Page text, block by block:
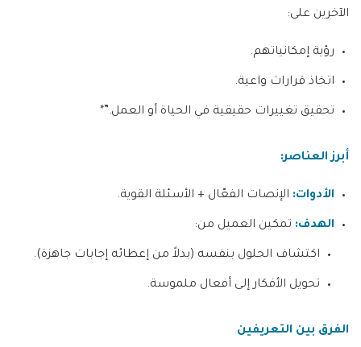
الآخرين على:
رؤية إمكانياتهم.
اتخاذ قرارات واعية.
تحقيق تغييرات حقيقية في الحياة أو العمل.”*
أبرز العناصر:
الأدوات: الإنصات الفعّال + الأسئلة القوية.
الهدف: تمكين العميل من:
اكتشاف الحلول بنفسه (بدلاً من إعطائه إجابات جاهزة).
تحويل الأفكار إلى أفعال ملموسة.
الفرق بين التعريفين